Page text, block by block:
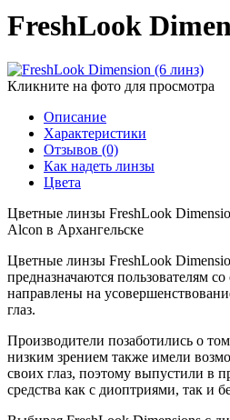
FreshLook
Кликните на фото для просмотра
Описание
Характеристики
Отзывов (0)
Как надеть линзы
Цвета
Цветные линзы FreshLook
Alcon в Архангельске
Цветные линзы FreshLook
предназначаются пользователям
направлены на
глаз.
Производители позаботились о
низким зрением также имели
своих глаз, поэтому выпустили в
средства как с диоптриями, так и